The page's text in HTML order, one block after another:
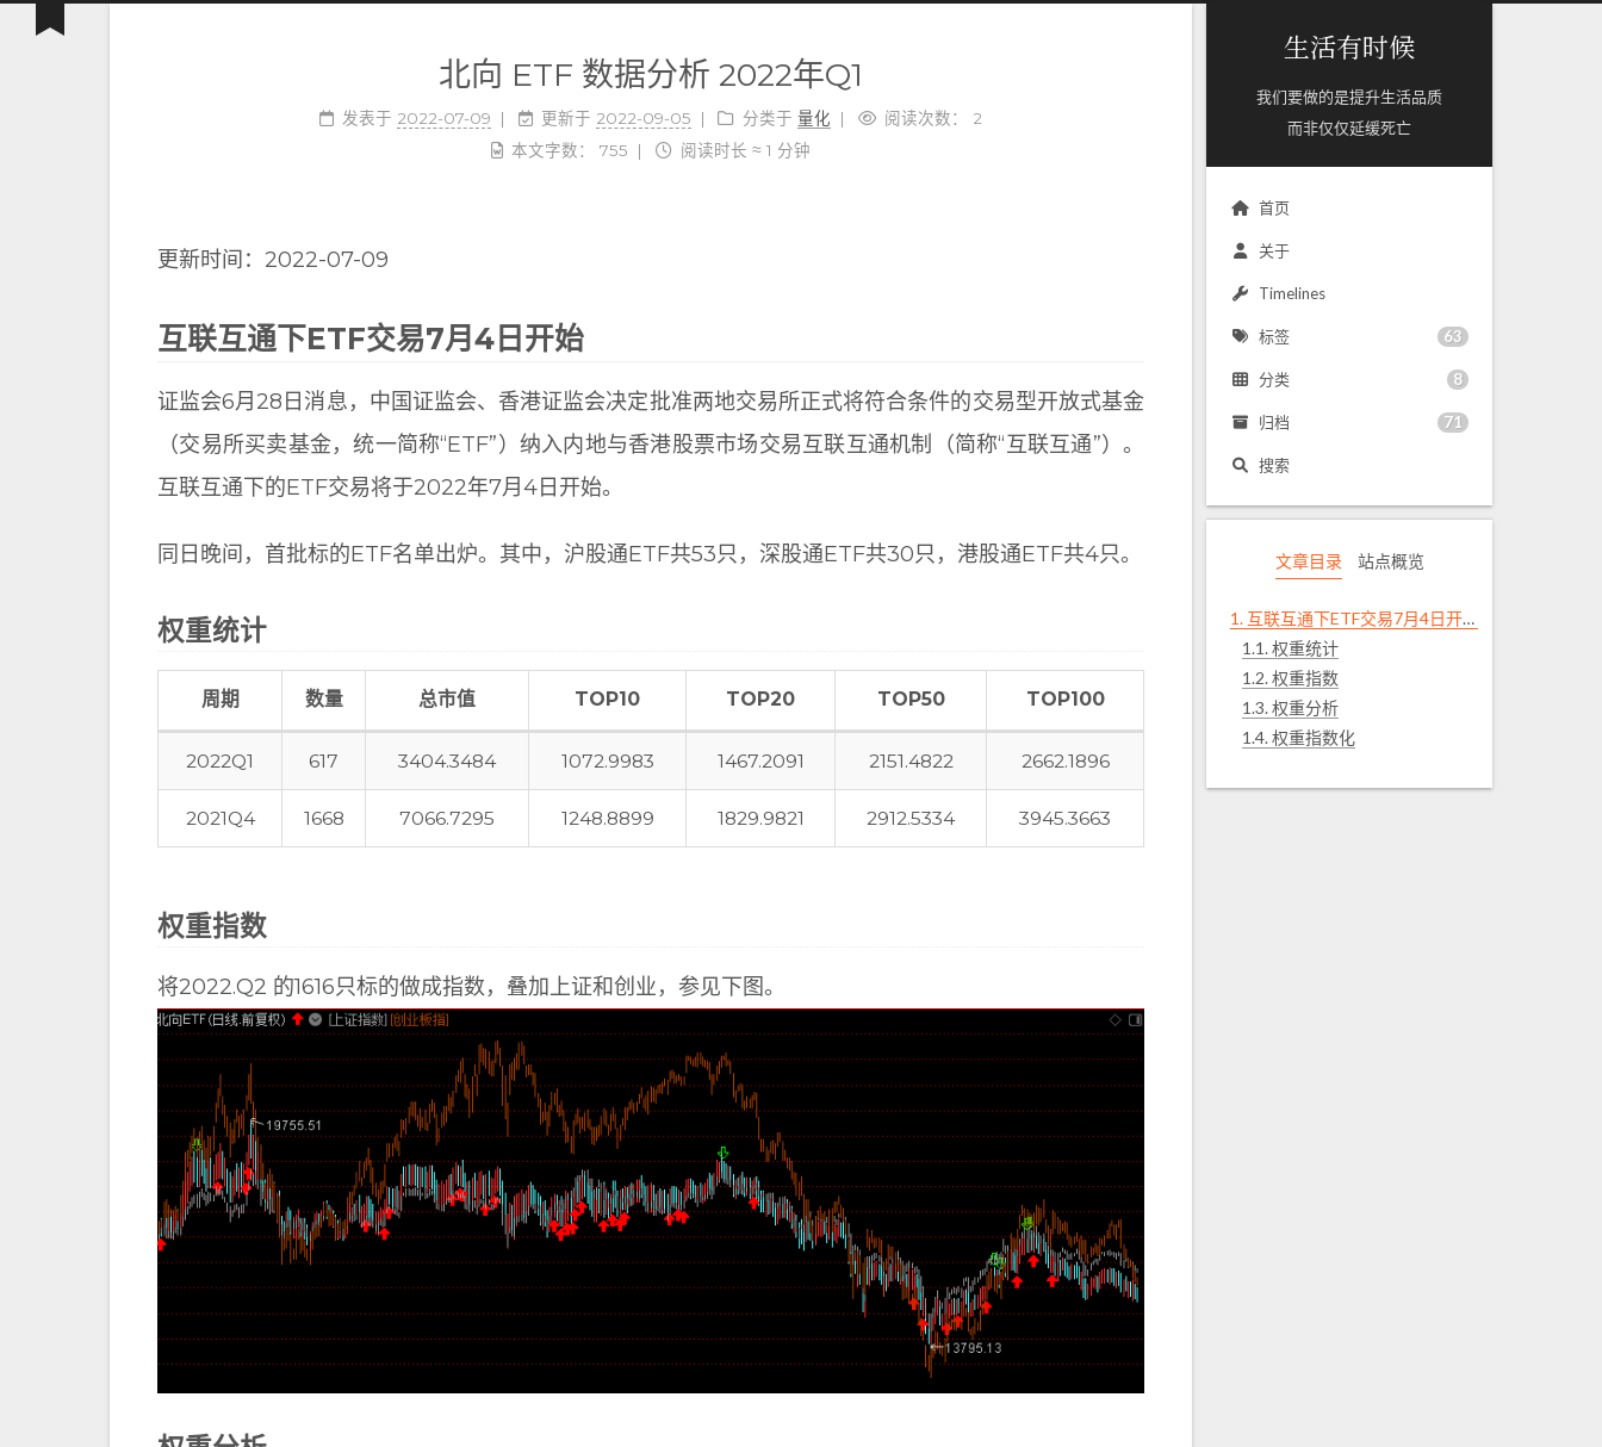
生活有时候
我们要做的是提升生活品质
而非仅仅延缓死亡
首页
关于
Timelines
标签 63
分类 8
归档 71
搜索
文章目录 站点概览
1. 互联互通下ETF交易7月4日开始
1.1.权重统计
1.2.权重指数
1.3.权重分析
1.4.权重指数化
北向 ETF 数据分析 2022年Q1
发表于 2022-07-09 更新于 2022-09-05 分类于 量化 阅读次数：
2
本文字数：
755 阅读时长 ≈ 1 分钟
更新时间：2022-07-09
互联互通下ETF交易7月4日开始
证监会6月28日消息，中国证监会、香港证监会决定批准两地交易所正式将符合条件的交易型开放式基金
（交易所买卖基金，统一简称“ETF”）纳入内地与香港股票市场交易互联互通机制（简称“互联互通”）。
互联互通下的ETF交易将于2022年7月4日开始。
同日晚间，首批标的ETF名单出炉。其中，沪股通ETF共53只，深股通ETF共30只，港股通ETF共4只。
权重统计
周期 数量 总市值 TOP10 TOP20 TOP50 TOP100
2022Q1 617 3404.3484 1072.9983 1467.2091 2151.4822 2662.1896
2021Q4 1668 7066.7295 1248.8899 1829.9821 2912.5334 3945.3663
权重指数
将2022.Q2 的1616只标的做成指数，叠加上证和创业，参见下图。